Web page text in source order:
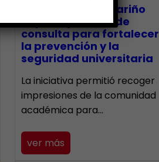
CECA Santiago Mariño
impulsó jornada de
consulta para fortalecer
la prevención y la
seguridad universitaria
La iniciativa permitió recoger
impresiones de la comunidad
académica para…
ver más